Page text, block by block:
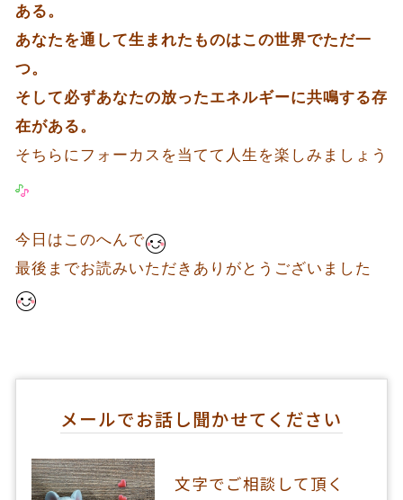
ある。
あなたを通して生まれたものはこの世界でただ一
つ。
そして必ずあなたの放ったエネルギーに共鳴する存
在がある。
そちらにフォーカスを当てて人生を楽しみましょう
今日はこのへんで
最後までお読みいただきありがとうございました
メールでお話し聞かせてください
文字でご相談して頂く